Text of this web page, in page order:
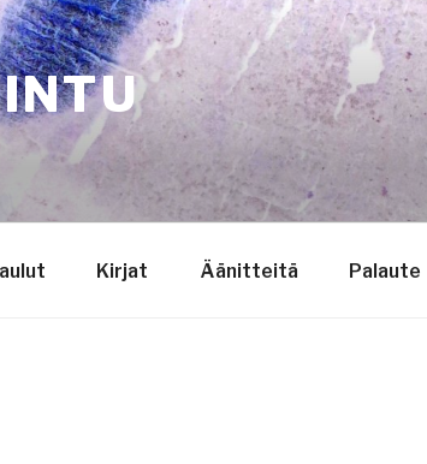
Kirjat Äänitteitä Palaute